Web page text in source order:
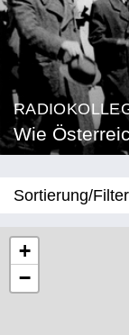
Wie
Sortierung/Filter
+
−